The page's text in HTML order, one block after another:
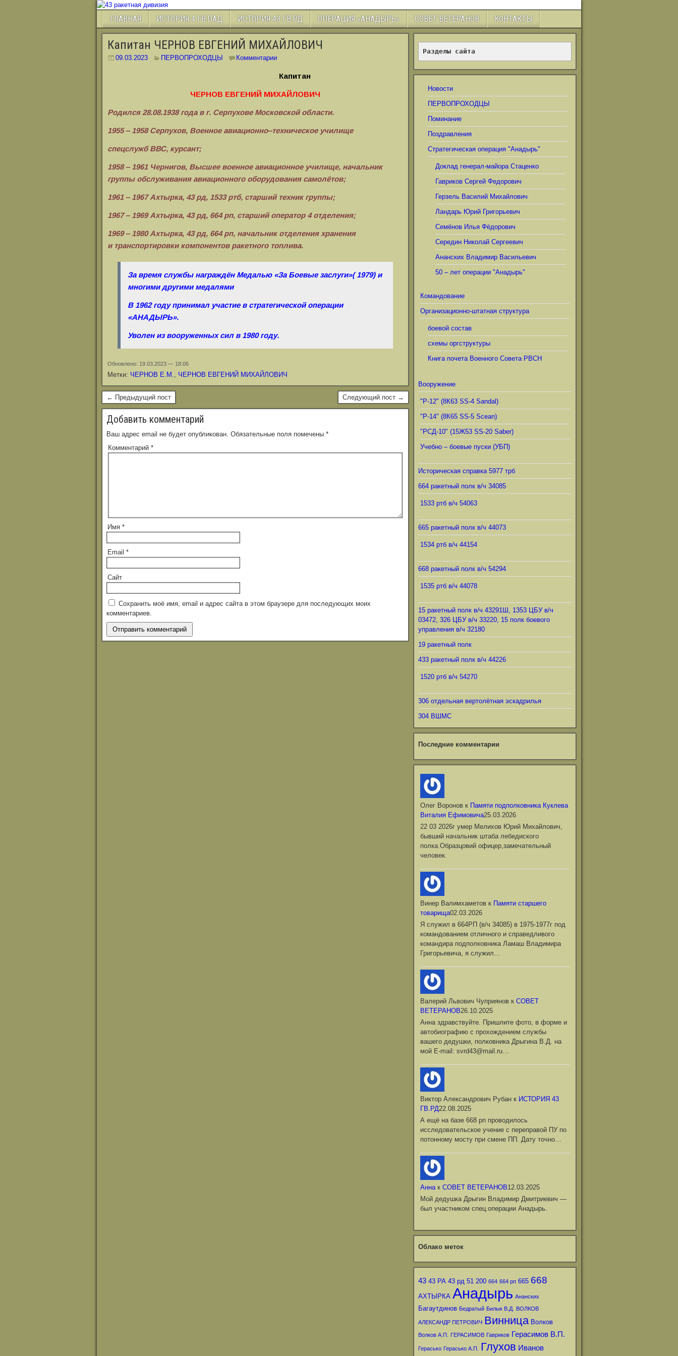
ГЛАВНАЯ ИСТОРИЯ 4 ГВ.ПАД ИСТОРИЯ 43 ГВ.РД ОПЕРАЦИЯ «АНАДЫРЬ» СОВЕТ ВЕТЕРАНОВ КОНТАКТЫ
Капитан ЧЕРНОВ ЕВГЕНИЙ МИХАЙЛОВИЧ
09.03.2023 ПЕРВОПРОХОДЦЫ Комментарии
Капитан
ЧЕРНОВ ЕВГЕНИЙ МИХАЙЛОВИЧ
Родился 28.08.1938 года в г. Серпухове Московской области.
1955 ‒ 1958 Серпухов, Военное авиационно‒техническое училище
спецслужб ВВС, курсант;
1958 ‒ 1961 Чернигов, Высшее военное авиационное училище, начальник
группы обслуживания авиационного оборудования самолётов;
1961 ‒ 1967 Ахтырка, 43 рд, 1533 ртб, старший техник группы;
1967 ‒ 1969 Ахтырка, 43 рд, 664 рп, старший оператор 4 отделения;
1969 ‒ 1980 Ахтырка, 43 рд, 664 рп, начальник отделения хранения
и транспортировки компонентов ракетного топлива.
За время службы награждён Медалью «За Боевые заслуги»( 1979) и
многими другими медалями
В 1962 году принимал участие в стратегической операции
«АНАДЫРЬ».
Уволен из вооруженных сил в 1980 году.
Обновлено: 19.03.2023 — 18:06
Метки: ЧЕРНОВ Е.М., ЧЕРНОВ ЕВГЕНИЙ МИХАЙЛОВИЧ
← Предыдущий пост Следующий пост →
Добавить комментарий
Ваш адрес email не будет опубликован. Обязательные поля помечены *
Комментарий *
Имя *
Email *
Сайт
Сохранить моё имя, email и адрес сайта в этом браузере для последующих моих
комментариев.
Разделы сайта
Новости
ПЕРВОПРОХОДЦЫ
Поминание
Поздравления
Стратегическая операция "Анадырь"
Доклад генерал-майора Стаценко
Гавриков Сергей Федорович
Герзель Василий Михайлович
Ландарь Юрий Григорьевич
Семёнов Илья Фёдорович
Середин Николай Сергеевич
Ананских Владимир Васильевич
50 – лет операции "Анадырь"
Командование
Организационно-штатная структура
боевой состав
схемы оргструктуры
Книга почета Военного Совета РВСН
Вооружение
"Р-12" (8К63 SS-4 Sandal)
"Р-14" (8К65 SS-5 Scean)
"РСД-10" (15Ж53 SS-20 Saber)
Учебно – боевые пуски (УБП)
Историческая справка 5977 трб
664 ракетный полк в/ч 34085
1533 ртб в/ч 54063
665 ракетный полк в/ч 44073
1534 ртб в/ч 44154
668 ракетный полк в/ч 54294
1535 ртб в/ч 44078
15 ракетный полк в/ч 43291Ш, 1353 ЦБУ в/ч
03472, 326 ЦБУ в/ч 33220, 15 полк боевого
управления в/ч 32180
19 ракетный полк
433 ракетный полк в/ч 44226
1520 ртб в/ч 54270
306 отдельная вертолётная эскадрилья
304 ВШМС
Последние комментарии
Олег Вороновк Памяти подполковника Куклева
Виталия Ефимовича25.03.2026
22 03 2026г умер Мелихов Юрий Михайлович,
бывший начальник штаба лебедиского
полка.Образцовий офицер,замечательный
человек.
Винер Валимхаметовк Памяти старшего
товарища02.03.2026
Я служил в 664РП (в/ч 34085) в 1975-1977г под
командованием отличного и справедливого
командира подполковника Ламаш Владимира
Григорьевича, я служил…
Валерий Львович Чуприяновк СОВЕТ
ВЕТЕРАНОВ26.10.2025
Анна здравствуйте. Пришлите фото, в форме и
автобиографию с прохождением службы
вашего дедушки, полковника Дрыгина В.Д. на
мой Е-mail: svrd43@mail.ru…
Виктор Александрович Рубанк ИСТОРИЯ 43
ГВ.РД22.08.2025
А ещё на базе 668 рп проводилось
исследовательское учение с переправой ПУ по
потонному мосту при смене ПП. Дату точно…
Аннак СОВЕТ ВЕТЕРАНОВ12.03.2025
Мой дедушка Дрыгин Владимир Дмитриевич —
был участником спец.операции Анадырь.
Облако меток
43 43 РА 43 рд 51 200 664 664 рп 665 668
АХТЫРКА Анадырь Ананских
Багаутдинов Бедратый Билык В.Д. ВОЛКОВ
АЛЕКСАНДР ПЕТРОВИЧ Винница Волков
Волков А.П. ГЕРАСИМОВ Гавриков Герасимов В.П.
Герасько Герасько А.П. Глухов Иванов